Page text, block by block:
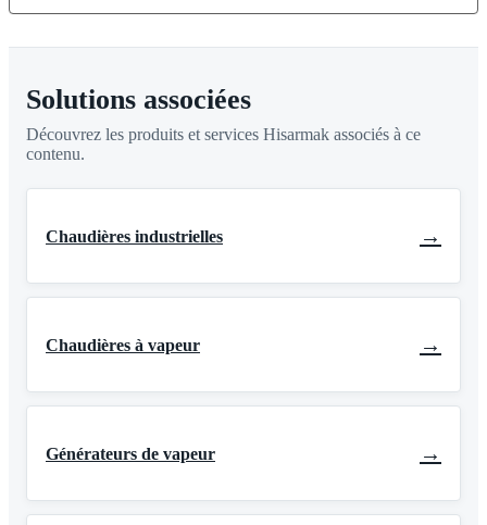
Solutions associées
Découvrez les produits et services Hisarmak associés à ce
contenu.
Chaudières industrielles →
Chaudières à vapeur →
Générateurs de vapeur →